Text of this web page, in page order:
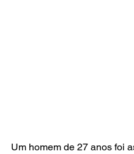
Um homem de 27 anos foi